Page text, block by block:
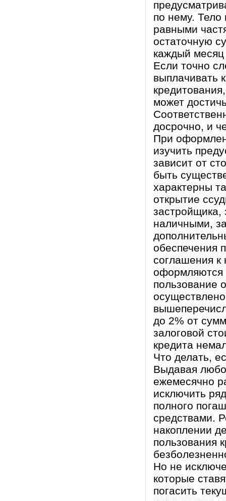
по нему. Тело
равными
остаточную
каждый
Если точно
выплачивать
может
досрочно, и
При
изучить
зависит от
быть
характерны
открытие
застройщика,
наличными,
обеспечения
соглашения к
оформляются
пользование
до 2% от
залоговой
кредита
Что делать,
Выдавая
ежемесячно
исключить
полного
средствами.
накоплении
пользования
Но не
которые
погасить